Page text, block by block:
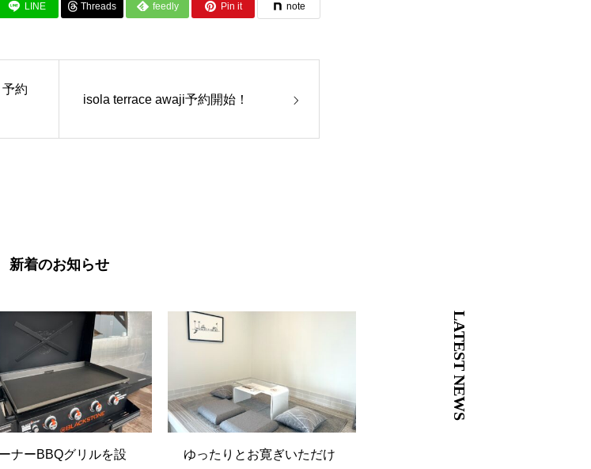
LINE Threads feedly Pin it note
約
isola terrace awaji予約開始！
LATEST NEWS
新着のお知らせ
ナーBBQグリルを設
ゆったりとお寛ぎいただけ